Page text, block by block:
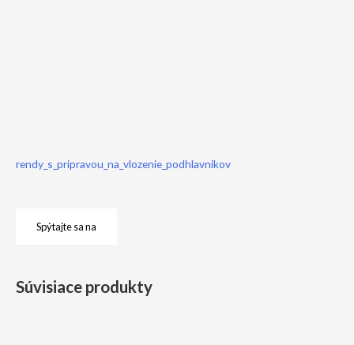
rendy_s_pripravou_na_vlozenie_podhlavnikov
Spýtajte sa na
Súvisiace produkty